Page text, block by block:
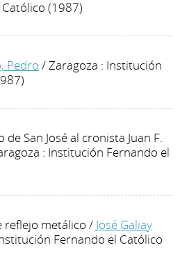
(1987)
Pedro / Zaragoza : Institución
San José al cronista Juan F.
: Institución Fernando el
reflejo metálico / José Galiay
Fernando el Católico